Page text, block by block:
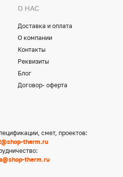
О НАС
Доставка и оплата
О компании
Контакты
Реквизиты
Блог
Договор- оферта
смет, проектов:
therm.ru
therm.ru